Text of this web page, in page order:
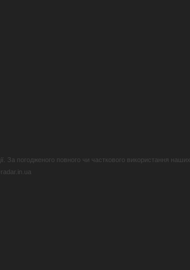
погодженого повного чи часткового використання